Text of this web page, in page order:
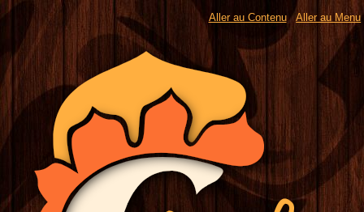
Aller au Contenu Aller au Menu